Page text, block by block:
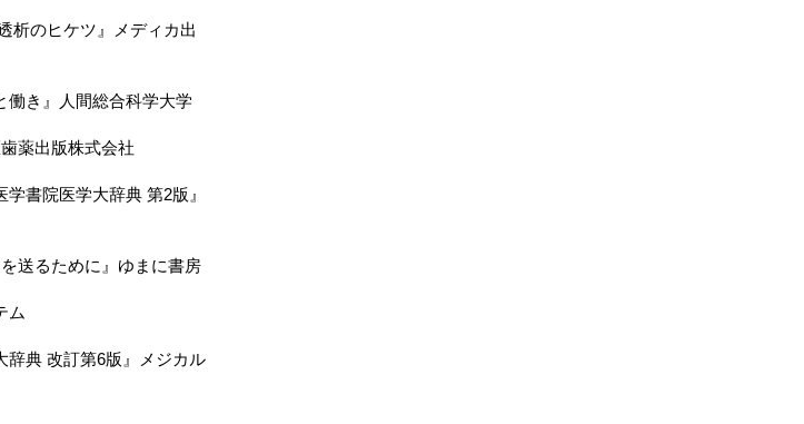
析のヒケツ』メディカ出
働き』人間総合科学大学
薬出版株式会社
書院医学大辞典 第2版』
送るために』ゆまに書房
ム
辞典 改訂第6版』メジカル